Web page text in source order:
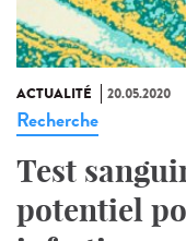
ACTUALITÉ 20.05.2020
Recherche
Test
potentiel